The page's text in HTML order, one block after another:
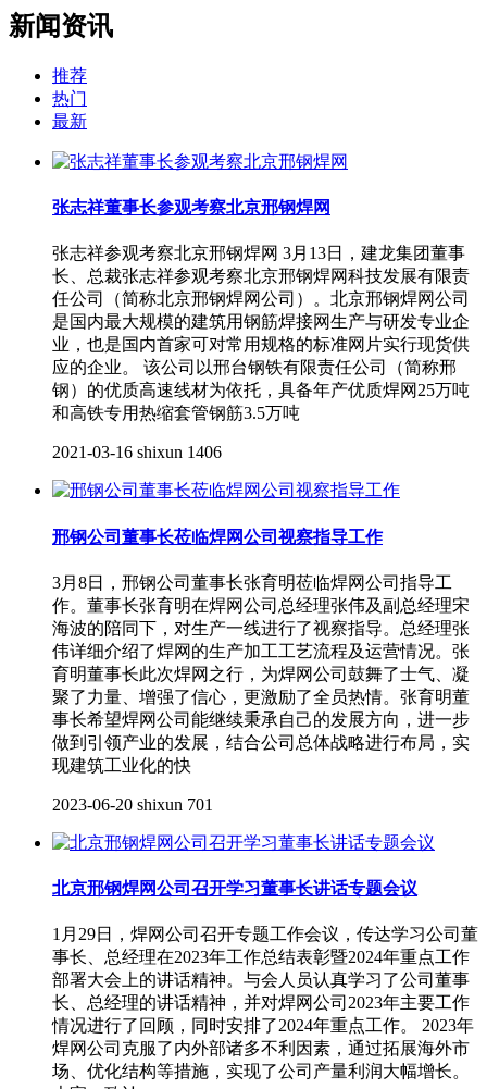
新闻资讯
推荐
热门
最新
张志祥董事长参观考察北京邢钢焊网
张志祥参观考察北京邢钢焊网 3月13日，建龙集团董事
长、总裁张志祥参观考察北京邢钢焊网科技发展有限责
任公司（简称北京邢钢焊网公司）。北京邢钢焊网公司
是国内最大规模的建筑用钢筋焊接网生产与研发专业企
业，也是国内首家可对常用规格的标准网片实行现货供
应的企业。 该公司以邢台钢铁有限责任公司（简称邢
钢）的优质高速线材为依托，具备年产优质焊网25万吨
和高铁专用热缩套管钢筋3.5万吨
2021-03-16 shixun 1406
邢钢公司董事长莅临焊网公司视察指导工作
3月8日，邢钢公司董事长张育明莅临焊网公司指导工
作。董事长张育明在焊网公司总经理张伟及副总经理宋
海波的陪同下，对生产一线进行了视察指导。总经理张
伟详细介绍了焊网的生产加工工艺流程及运营情况。张
育明董事长此次焊网之行，为焊网公司鼓舞了士气、凝
聚了力量、增强了信心，更激励了全员热情。张育明董
事长希望焊网公司能继续秉承自己的发展方向，进一步
做到引领产业的发展，结合公司总体战略进行布局，实
现建筑工业化的快
2023-06-20 shixun 701
北京邢钢焊网公司召开学习董事长讲话专题会议
1月29日，焊网公司召开专题工作会议，传达学习公司董
事长、总经理在2023年工作总结表彰暨2024年重点工作
部署大会上的讲话精神。与会人员认真学习了公司董事
长、总经理的讲话精神，并对焊网公司2023年主要工作
情况进行了回顾，同时安排了2024年重点工作。 2023年
焊网公司克服了内外部诸多不利因素，通过拓展海外市
场、优化结构等措施，实现了公司产量利润大幅增长。